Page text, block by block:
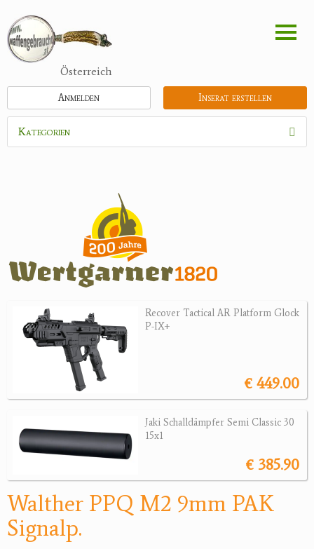
zum
Inhalt
Österreich
Inserat erstellen
Anmelden
Kategorien
Zubehör
Jagdangebote
Jagdreviere
Bücher, Videos
Antikes
Geschenke
Recover Tactical AR Platform Glock
P-IX+
€ 449.00
Jaki Schalldämpfer Semi Classic 30
15x1
€ 385.90
Walther PPQ M2 9mm PAK
Signalp.